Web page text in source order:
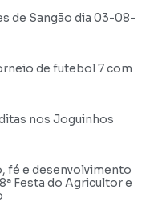
de Sangão dia 03-08-
de futebol 7 com
nos Joguinhos
fé e desenvolvimento
Festa do Agricultor e